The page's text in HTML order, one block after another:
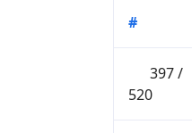
#
397 /
520